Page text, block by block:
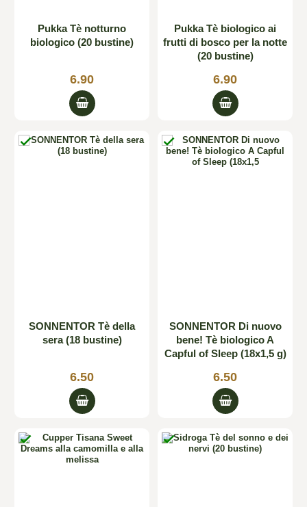
Pukka Tè notturno
biologico (20 bustine)
6.90
Pukka Tè biologico ai
frutti di bosco per la notte
(20 bustine)
6.90

SONNENTOR Tè della
sera (18 bustine)
6.50

SONNENTOR Di nuovo
bene! Tè biologico A
Capful of Sleep (18x1,5 g)
6.50
 